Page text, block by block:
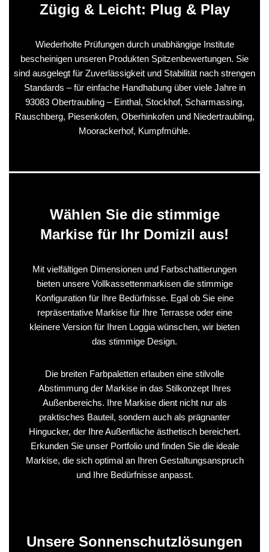
Zügig & Leicht: Plug & Play
Wiederholte Prüfungen durch unabhängige Institute
bescheinigen unseren Produkten Spitzenbewertungen. Sie
sind ausgelegt für Zuverlässigkeit und Stabilität nach strengen
Standards – für einfache Handhabung über viele Jahre in
93083 Obertraubling – Einthal, Stockhof, Scharmassing,
Rauschberg, Piesenkofen, Oberhinkofen und Niedertraubling,
Moorackerhof, Kumpfmühle.
Wählen Sie die stimmige
Markise für Ihr Domizil aus!
Mit vielfältigen Dimensionen und Farbschattierungen
bieten unsere Vollkassettenmarkisen die stimmige
Konfiguration für Ihre Bedürfnisse. Egal ob Sie eine
repräsentative Markise für Ihre Terrasse oder eine
kleinere Version für Ihren Loggia wünschen, wir bieten
das stimmige Design.
Die breiten Farbpaletten erlauben eine stilvolle
Abstimmung der Markise in das Stilkonzept Ihres
Außenbereichs. Ihre Markise dient nicht nur als
praktisches Bauteil, sondern auch als prägnanter
Hingucker, der Ihre Außenfläche ästhetisch bereichert.
Erkunden Sie unser Portfolio und finden Sie die ideale
Markise, die sich optimal an Ihren Gestaltungsanspruch
und Ihre Bedürfnisse anpasst.
Unsere Sonnenschutzlösungen